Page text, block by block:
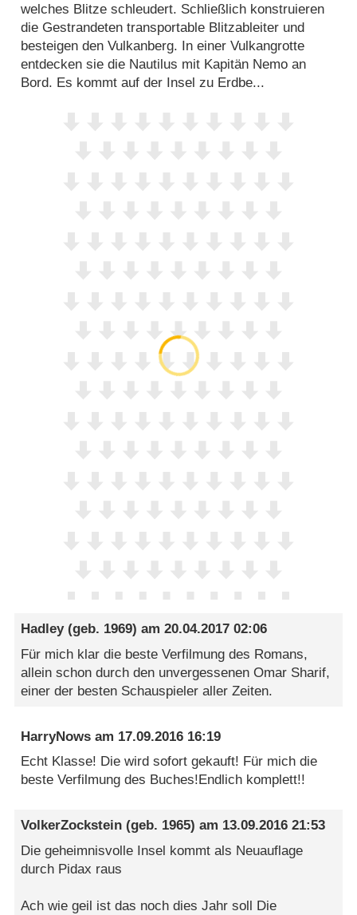
welches Blitze schleudert. Schließlich konstruieren
die Gestrandeten transportable Blitzableiter und
besteigen den Vulkanberg. In einer Vulkangrotte
entdecken sie die Nautilus mit Kapitän Nemo an
Bord. Es kommt auf der Insel zu Erdbe...
Hadley(geb. 1969) am20.04.2017 02:06
Für mich klar die beste Verfilmung des Romans,
allein schon durch den unvergessenen Omar Sharif,
einer der besten Schauspieler aller Zeiten.
HarryNows am 17.09.2016 16:19
Echt Klasse! Die wird sofort gekauft! Für mich die
beste Verfilmung des Buches!Endlich komplett!!
VolkerZockstein (geb. 1965) am 13.09.2016 21:53
Die geheimnisvolle Insel kommt als Neuauflage
durch Pidax raus
Ach wie geil ist das noch dies Jahr soll Die